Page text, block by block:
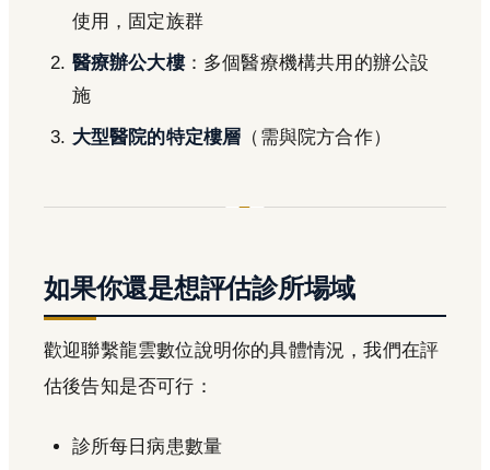
使用，固定族群
醫療辦公大樓：多個醫療機構共用的辦公設
施
大型醫院的特定樓層 （需與院方合作）
如果你還是想評估診所場域
歡迎聯繫龍雲數位說明你的具體情況，我們在評
估後告知是否可行：
診所每日病患數量